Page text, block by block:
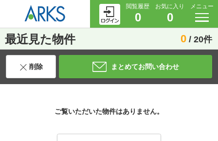
閲覧履歴
0
お気に入り
0
メニュー
最近見た物件 0 / 20件
削除 まとめてお問い合わせ
ご覧いただいた物件はありません。